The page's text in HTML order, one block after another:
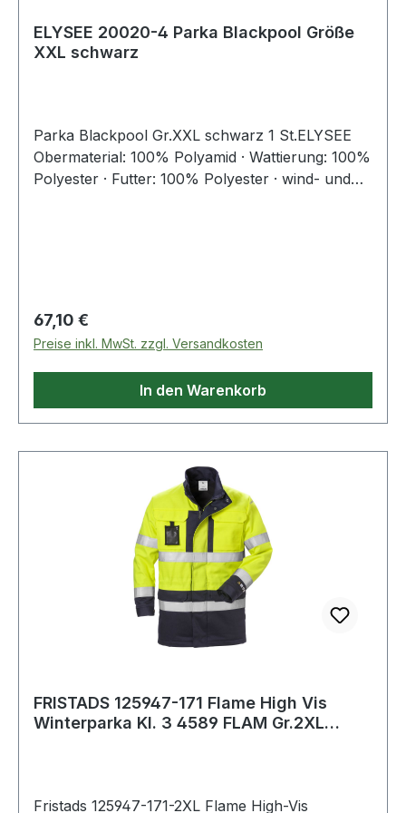
ELYSEE 20020-4 Parka Blackpool Größe
XXL schwarz
Parka Blackpool Gr.XXL schwarz 1 St.ELYSEE
Obermaterial: 100% Polyamid · Wattierung: 100%
Polyester · Futter: 100% Polyester · wind- und
Schlüsselband mit Metall-Karabiner · abzippbare
Sturmkapuze · hoher Kragen mit Fleecefutter
zum Schutz vor Witterung · warmes Fleece-
Innenfutter im Oberkörperbereich · wattiertes
Stepp-Taftfutter im Rumpf- und Ärmelbereich ·
einfache Emblem-Anbringung durch
Hüfttaschen · 1 Brustinnentasche ·
Atmungsaktivität: 5000 g/m²/24 h · Wassersäule:
Regulärer Preis:
67,10 €
Preise inkl. MwSt. zzgl. Versandkosten
In den Warenkorb
FRISTADS 125947-171 Flame High Vis
Winterparka Kl. 3 4589 FLAM Gr.2XL
Fristads 125947-171-2XL Flame High-Vis